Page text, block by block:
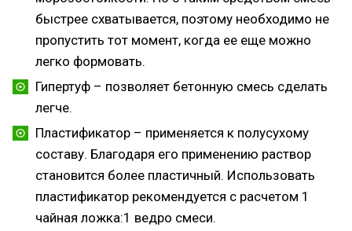
быстрее схватывается, поэтому необходимо не
пропустить тот момент, когда ее еще можно
легко формовать.
Гипертуф – позволяет бетонную смесь сделать
легче.
Пластификатор – применяется к полусухому
составу. Благодаря его применению раствор
становится более пластичный. Использовать
пластификатор рекомендуется с расчетом 1
чайная ложка:1 ведро смеси.